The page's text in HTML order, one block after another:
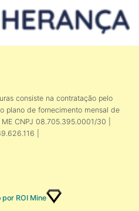
consiste na contratação pelo
plano de fornecimento mensal de
CNPJ 08.705.395.0001/30 |
|
ROI Mine